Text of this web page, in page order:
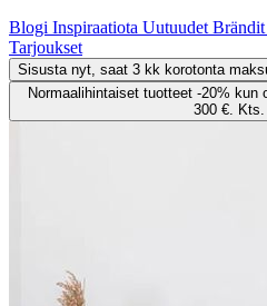
Blogi Inspiraatiota Uutuudet Brändit
Tarjoukset
Sisusta nyt, saat 3 kk korotonta
Normaalihintaiset tuotteet -20%
300 €.